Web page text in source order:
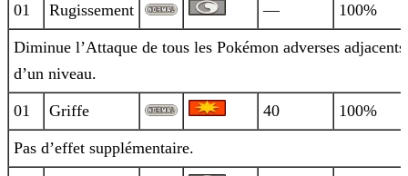
01 Rugissement — 100%
Diminue l’Attaque de tous les Pokémon adverses adjacents
d’un niveau.
01 Griffe 40 100%
Pas d’effet supplémentaire.